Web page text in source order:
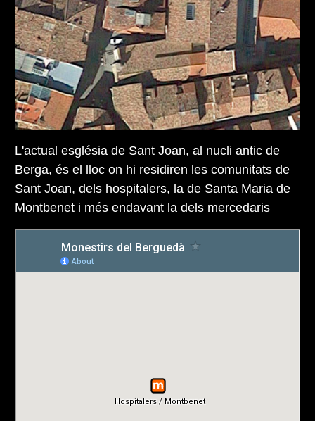
L'actual església de Sant Joan, al nucli antic de
Berga, és el lloc on hi residiren les comunitats de
Sant Joan, dels hospitalers, la de Santa Maria de
Montbenet i més endavant la dels mercedaris